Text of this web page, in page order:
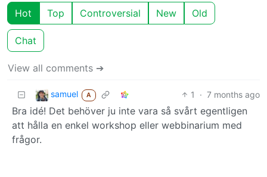
Hot Top Controversial New Old
Chat
View all comments ➔
samuel A 1 · 7 months ago
Bra idé! Det behöver ju inte vara så svårt egentligen
att hålla en enkel workshop eller webbinarium med
frågor.